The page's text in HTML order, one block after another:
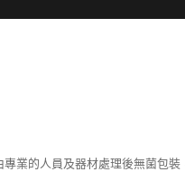
業的人員及器材處理後無菌包